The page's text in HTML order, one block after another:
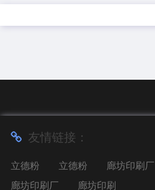
友情链接：
立德粉 立德粉 廊坊印刷厂
廊坊印刷厂
廊坊印刷